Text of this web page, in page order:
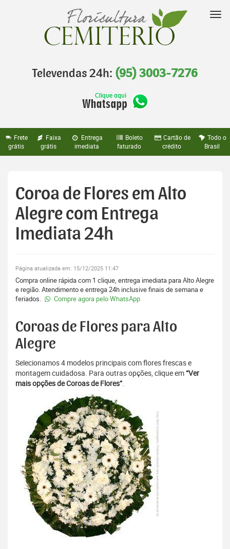
Televendas 24h: (95) 3003-7276
Frete
grátis
Faixa
grátis
Entrega
imediata
Boleto
faturado
Cartão de
crédito
Todo o
Brasil
Coroa de Flores em Alto
Alegre com Entrega
Imediata 24h
Página atualizada em: 15/12/2025 11:47
Compra online rápida com 1 clique, entrega imediata para Alto Alegre
e região. Atendimento e entrega 24h inclusive finais de semana e
feriados.
Compre agora pelo WhatsApp
Coroas de Flores para Alto
Alegre
Selecionamos 4 modelos principais com flores frescas e
montagem cuidadosa. Para outras opções, clique em“Ver
mais opções de Coroas de Flores”.